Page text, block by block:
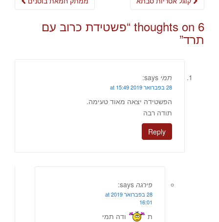
6 thoughts on “ פשטידת כרוב עם
תרד”
תמי says:
28 בפברואר 2019 at 15:49
הפשטידה יצאה מאוד טעימה.
תודה רבה
Reply
פירגה says:
28 בפברואר 2019 at
16:01
ת
ודה תמי